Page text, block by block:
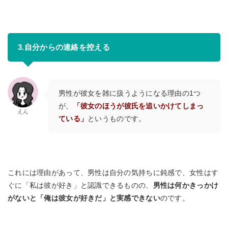
3.自分からの連絡を控える
えん
男性が彼女を雑に扱うようになる理由の1つ
が、
「彼女のほうが彼氏を追いかけてしまっ
ている」 というものです。
これには理由があって、男性は自分の気持ちに鈍感で、女性はす
ぐに「私は彼が好き」と認識できるものの、 男性は何かきっかけ
がないと「俺は彼女が好きだ」と実感できないのです。